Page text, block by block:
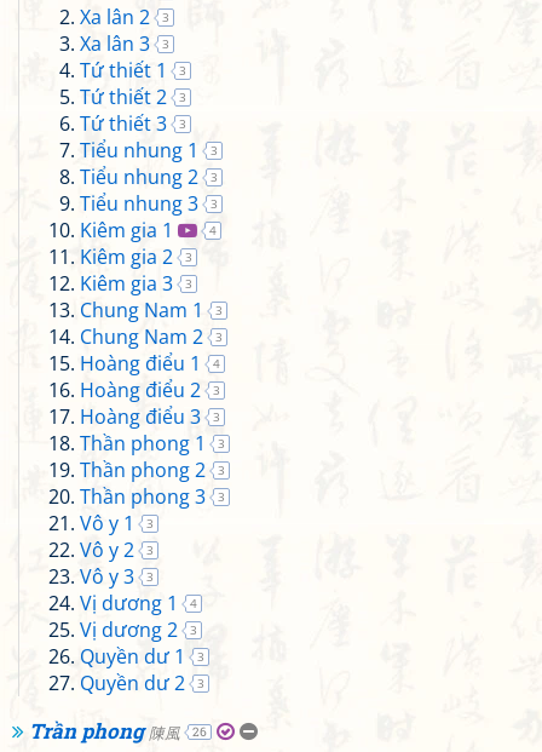
Xa lân 2 3
Xa lân 3 3
Tứ thiết 1 3
Tứ thiết 2 3
Tứ thiết 3 3
Tiểu nhung 1 3
Tiểu nhung 2 3
Tiểu nhung 3 3
Kiêm gia 1 4
Kiêm gia 2 3
Kiêm gia 3 3
Chung Nam 1 3
Chung Nam 2 3
Hoàng điểu 1 4
Hoàng điểu 2 3
Hoàng điểu 3 3
Thần phong 1 3
Thần phong 2 3
Thần phong 3 3
Vô y 1 3
Vô y 2 3
Vô y 3 3
Vị dương 1 4
Vị dương 2 3
Quyền dư 1 3
Quyền dư 2 3
Trần phong陳風 26